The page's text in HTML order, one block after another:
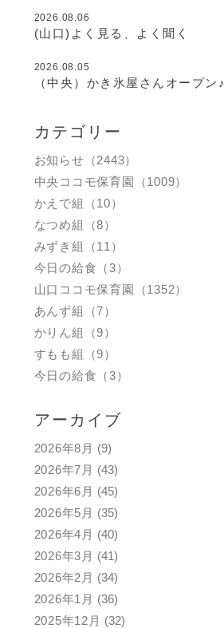
2026.08.06
(山口)よく見る、よく聞く
2026.08.05
（中央）かき氷屋さんオープン♪
カテゴリー
お知らせ（2443）
中央ココモ保育園（1009）
かえで組（10）
なつめ組（8）
みずき組（11）
今日の給食（3）
山口ココモ保育園（1352）
あんず組（7）
かりん組（9）
すもも組（9）
今日の給食（3）
アーカイブ
2026年8月 (9)
2026年7月 (43)
2026年6月 (45)
2026年5月 (35)
2026年4月 (40)
2026年3月 (41)
2026年2月 (34)
2026年1月 (36)
2025年12月 (32)